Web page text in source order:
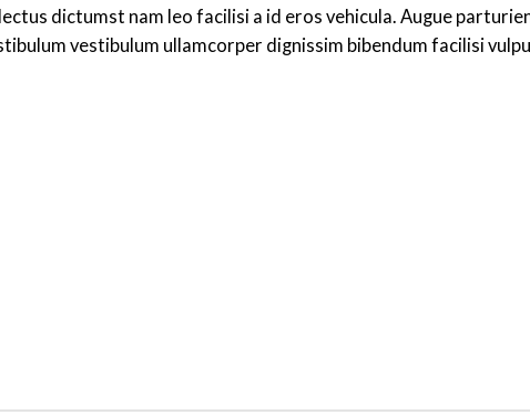
dictumst nam leo facilisi a id eros vehicula. Augue
vestibulum ullamcorper dignissim bibendum facilisi